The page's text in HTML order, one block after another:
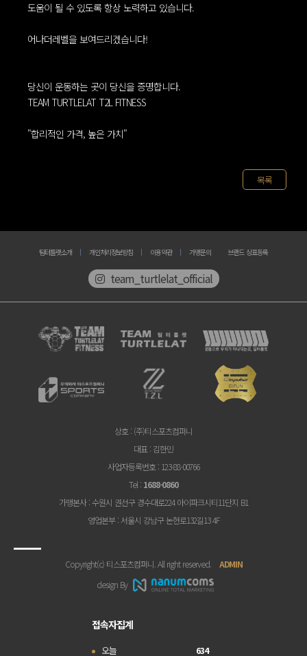
도움이 될 수 있도록 항상 노력하고 있습니다.
어나더레벨을 보여드리겠습니다!
당신이 운동하는 곳이 당신을 증명합니다.
TEAM TURTLELAT T2L FITNESS
"합리적인 가격, 높은 가치"
목록
팀터틀랫소개 개인처리정보방침 이용약관 가맹문의 브랜드 상표등록
team_turtlelat_official
상호: (주)티스포츠컴퍼니
대표: 김한민
사업자등록번호: 123-88-00766
Tel: 1688-0860
가맹본사: 수원시 권선구 경수대로224 아이파크시티11단지 B1
영업본부: 서울시 강남구 논현로132길13 4F
Copyright(c) 티스포츠컴퍼니. All right reserved. ADMIN
design By
접속자집계
오늘 634